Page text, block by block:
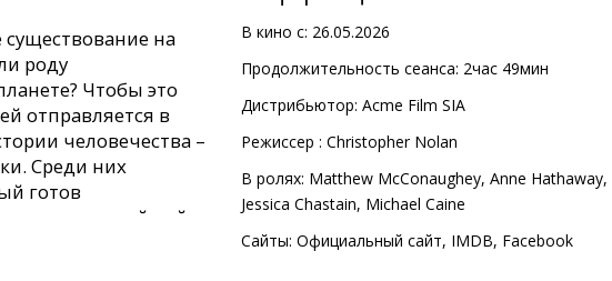
на
роду
Чтобы это
отправляется в
человечества –
Среди них
готов
ради высочайшей
В кино с: 26.05.2026
Продолжительность сеанса: 2час 49мин
Дистрибьютор: Acme Film SIA
Pежиссер : Christopher Nolan
В ролях: Matthew McConaughey, Anne Hathaway,
Jessica Chastain, Michael Caine
Сайты: Официальный сайт, IMDB, Facebook